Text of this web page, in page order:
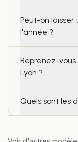
Peut-on laisser
l'année ?
Reprenez-
Lyon ?
Quels sont les